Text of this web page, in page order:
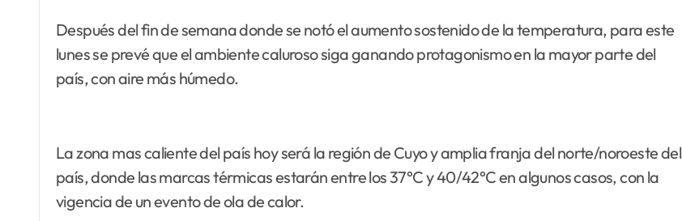
Después del fin de semana donde se notó el aumento sostenido de la temperatura, para este
lunes se prevé que el ambiente caluroso siga ganando protagonismo en la mayor parte del
país, con aire más húmedo.
La zona mas caliente del país hoy será la región de Cuyo y amplia franja del norte/noroeste del
país, donde las marcas térmicas estarán entre los 37°C y 40/42°C en algunos casos, con la
vigencia de un evento de ola de calor.